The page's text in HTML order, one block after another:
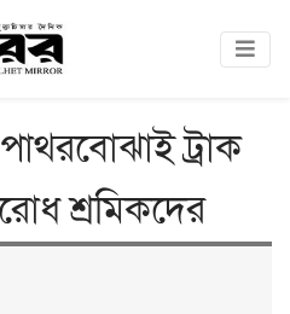
ট্রাক
শ্রমিকদের